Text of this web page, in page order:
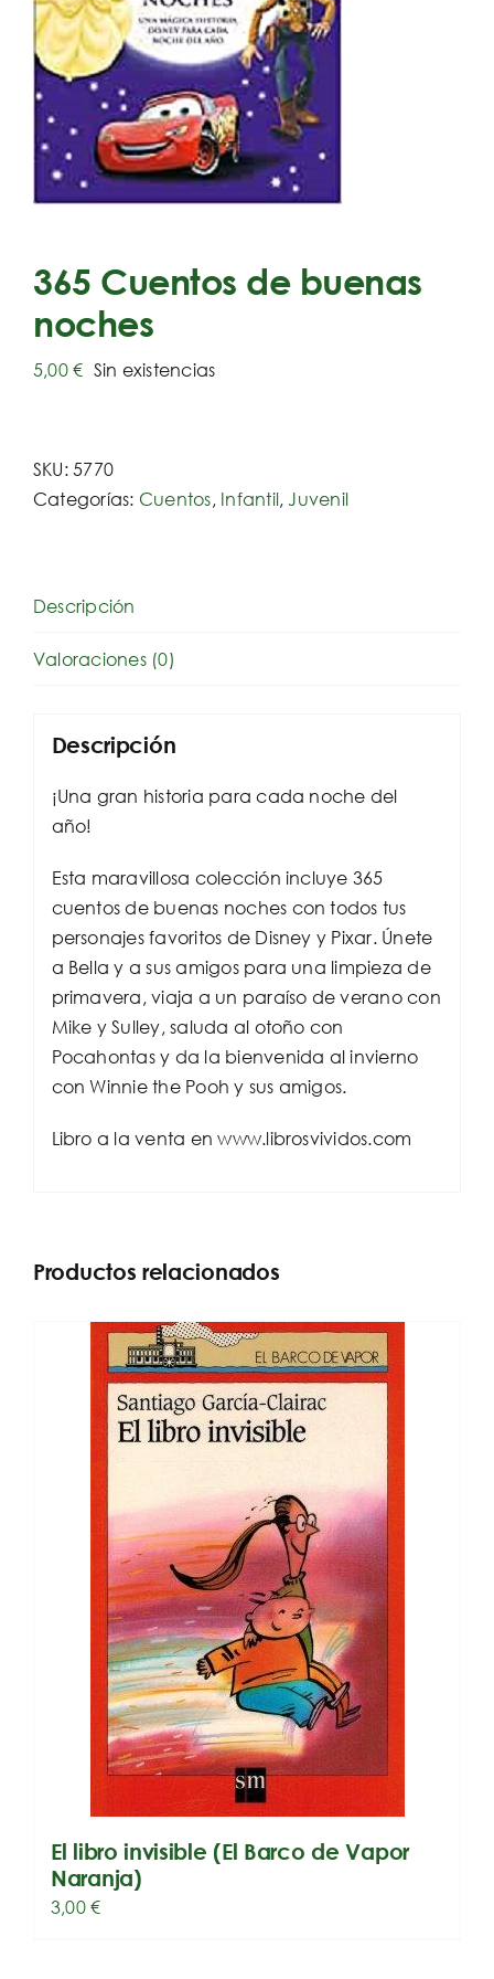
365 Cuentos de buenas
noches
5,00€ Sin existencias
SKU:5770
Categorías: Cuentos, Infantil, Juvenil
Descripción
Valoraciones (0)
Descripción
¡Una gran historia para cada noche del
año!
Esta maravillosa colección incluye 365
cuentos de buenas noches con todos tus
personajes favoritos de Disney y Pixar. Únete
a Bella y a sus amigos para una limpieza de
primavera, viaja a un paraíso de verano con
Mike y Sulley, saluda al otoño con
Pocahontas y da la bienvenida al invierno
con Winnie the Pooh y sus amigos.
Libro a la venta en www.librosvividos.com
Productos relacionados
El libro invisible (El Barco de Vapor
Naranja)
3,00€